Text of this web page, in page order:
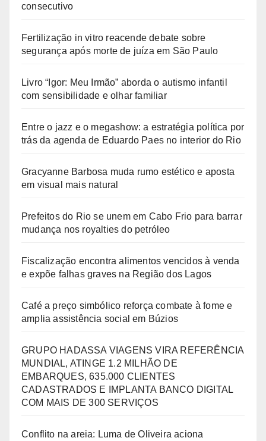
consecutivo
Fertilização in vitro reacende debate sobre
segurança após morte de juíza em São Paulo
Livro “Igor: Meu Irmão” aborda o autismo infantil
com sensibilidade e olhar familiar
Entre o jazz e o megashow: a estratégia política por
trás da agenda de Eduardo Paes no interior do Rio
Gracyanne Barbosa muda rumo estético e aposta
em visual mais natural
Prefeitos do Rio se unem em Cabo Frio para barrar
mudança nos royalties do petróleo
Fiscalização encontra alimentos vencidos à venda
e expõe falhas graves na Região dos Lagos
Café a preço simbólico reforça combate à fome e
amplia assistência social em Búzios
GRUPO HADASSA VIAGENS VIRA REFERÊNCIA
MUNDIAL, ATINGE 1.2 MILHÃO DE
EMBARQUES, 635.000 CLIENTES
CADASTRADOS E IMPLANTA BANCO DIGITAL
COM MAIS DE 300 SERVIÇOS
Conflito na areia: Luma de Oliveira aciona